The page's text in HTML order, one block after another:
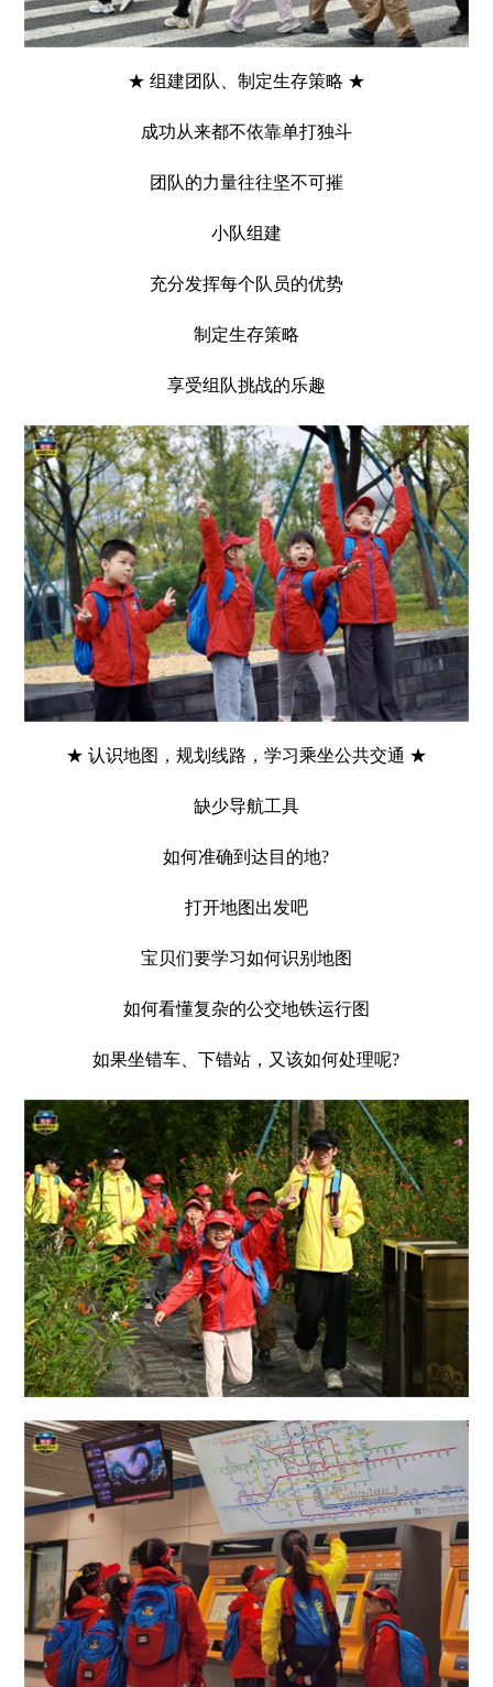
★ 组建团队、制定生存策略 ★
成功从来都不依靠单打独斗
团队的力量往往坚不可摧
小队组建
充分发挥每个队员的优势
制定生存策略
享受组队挑战的乐趣
★ 认识地图，规划线路，学习乘坐公共交通 ★
缺少导航工具
如何准确到达目的地?
打开地图出发吧
宝贝们要学习如何识别地图
如何看懂复杂的公交地铁运行图
如果坐错车、下错站，又该如何处理呢?